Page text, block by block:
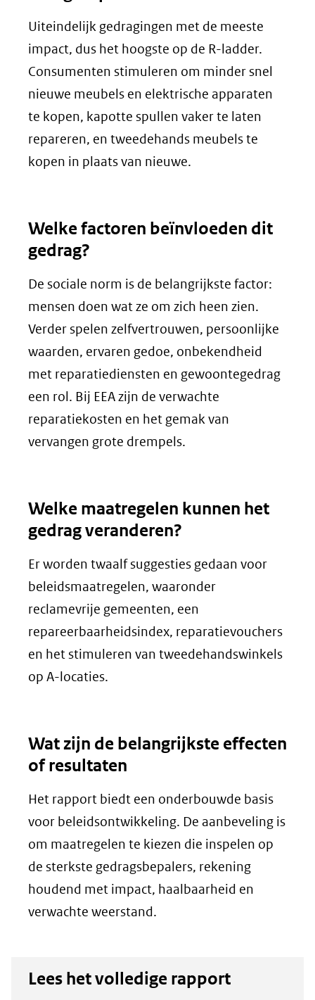
Uiteindelijk gedragingen met de meeste
impact, dus het hoogste op de R-ladder.
Consumenten stimuleren om minder snel
nieuwe meubels en elektrische apparaten
te kopen, kapotte spullen vaker te laten
repareren, en tweedehands meubels te
kopen in plaats van nieuwe.
Welke factoren beïnvloeden dit
gedrag?
De sociale norm is de belangrijkste factor:
mensen doen wat ze om zich heen zien.
Verder spelen zelfvertrouwen, persoonlijke
waarden, ervaren gedoe, onbekendheid
met reparatiediensten en gewoontegedrag
een rol. Bij EEA zijn de verwachte
reparatiekosten en het gemak van
vervangen grote drempels.
Welke maatregelen kunnen het
gedrag veranderen?
Er worden twaalf suggesties gedaan voor
beleidsmaatregelen, waaronder
reclamevrije gemeenten, een
repareerbaarheidsindex, reparatievouchers
en het stimuleren van tweedehandswinkels
op A-locaties.
Wat zijn de belangrijkste effecten
of resultaten
Het rapport biedt een onderbouwde basis
voor beleidsontwikkeling. De aanbeveling is
om maatregelen te kiezen die inspelen op
de sterkste gedragsbepalers, rekening
houdend met impact, haalbaarheid en
verwachte weerstand.
Lees het volledige rapport